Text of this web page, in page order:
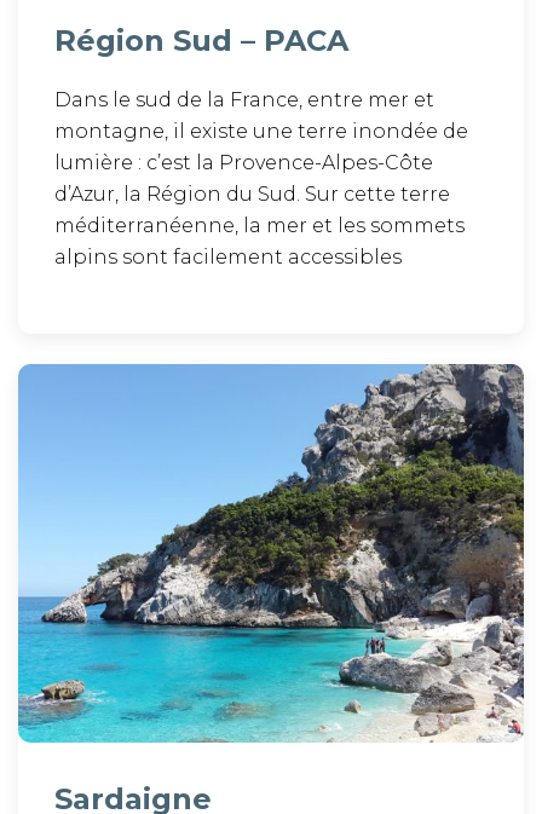
Région Sud – PACA
Dans le sud de la France, entre mer et
montagne, il existe une terre inondée de
lumière : c’est la Provence-Alpes-Côte
d’Azur, la Région du Sud. Sur cette terre
méditerranéenne, la mer et les sommets
alpins sont facilement accessibles
Sardaigne